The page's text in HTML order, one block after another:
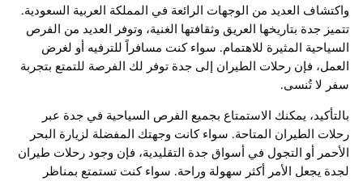
واكتشاف العديد من الوجهات الرائعة في المملكة العربية السعودية.
تتميز جدة بتاريخها العريق وثقافتها الغنية، وتوفر العديد من الفرص
السياحية المثيرة للاهتمام. سواء كنت مسافراً للترفيه أو لغرض
العمل، فإن رحلات الطيران إلى جدة توفر لك الفرصة للتمتع بتجربة
سفر لا تُنسى.
بالتأكيد، يمكنك الاستمتاع بجميع الفرص السياحية في جدة عبر
رحلات الطيران المتاحة. سواء كانت وجهتك المفضلة لزيارة البحر
الأحمر أو التجول في أسواق جدة التقليدية، فإن وجود رحلات طيران
لجدة يجعل الأمر أكثر سهولة وراحة. سواء كنت تستمتع بمناظر